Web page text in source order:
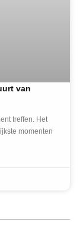
van
treffen. Het
momenten